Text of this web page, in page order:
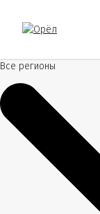
Все регионы